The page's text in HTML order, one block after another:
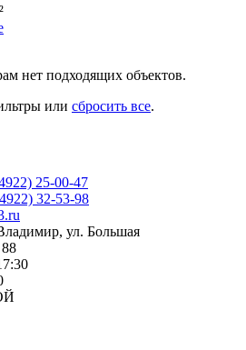
нет подходящих объектов.
или сбросить все.
25-00-47
32-53-98
ул. Большая